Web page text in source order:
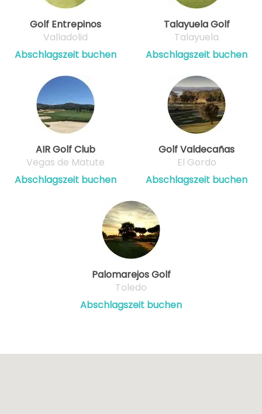
Golf Entrepinos
Valladolid
Abschlagszeit buchen
Talayuela Golf
Talayuela
Abschlagszeit buchen
AIR Golf Club
Vegas de Matute
Abschlagszeit buchen
Golf Valdecañas
El Gordo
Abschlagszeit buchen
Palomarejos Golf
Toledo
Abschlagszeit buchen